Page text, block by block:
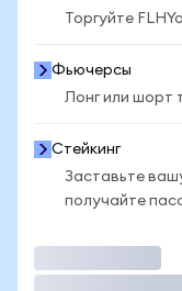
Торгуйте
Фьючерсы
Лонг или шорт
Стейкинг
Заставьте
получайте